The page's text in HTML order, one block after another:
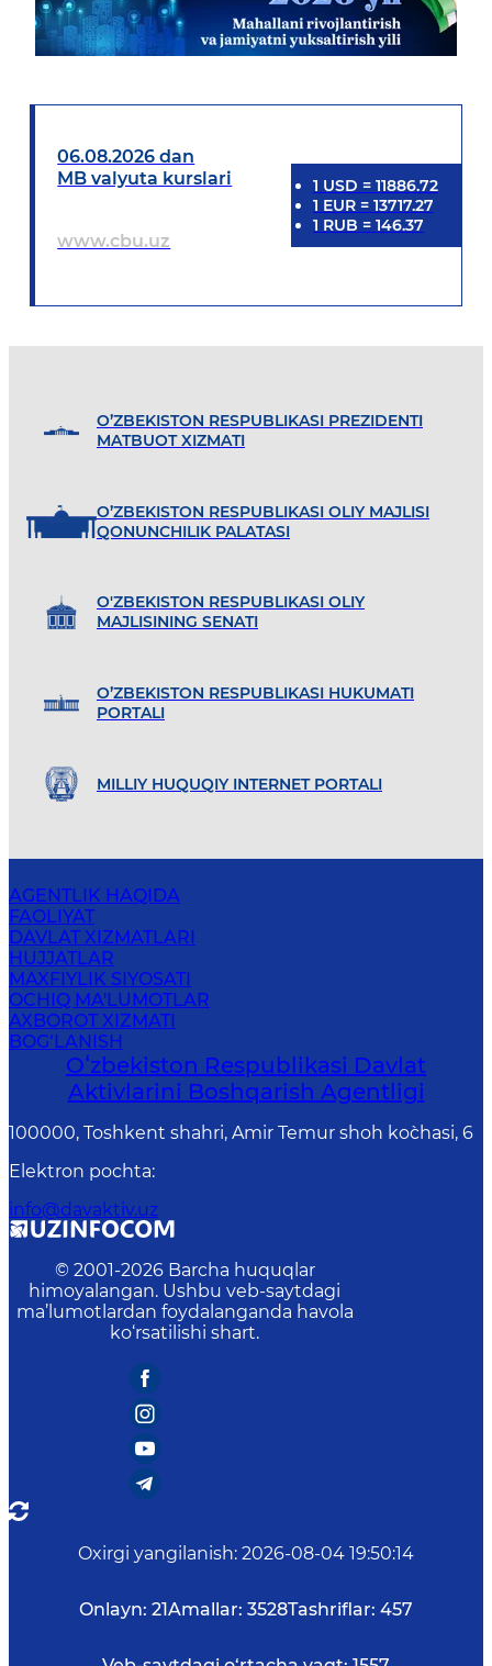
06.08.2026 dan
MB valyuta kurslari
www.cbu.uz
1 USD = 11886.72
1 EUR= 13717.27
1 RUB = 146.37
O’ZBEKISTON RESPUBLIKASI PREZIDENTI
MATBUOT XIZMATI
O’ZBEKISTON RESPUBLIKASI OLIY MAJLISI
QONUNCHILIK PALATASI
O'ZBEKISTON RESPUBLIKASI OLIY
MAJLISINING SENATI
O’ZBEKISTON RESPUBLIKASI HUKUMATI
PORTALI
MILLIY HUQUQIY INTERNET PORTALI
AGENTLIK HAQIDA
FAOLIYAT
DAVLAT XIZMATLARI
HUJJATLAR
MAXFIYLIK SIYOSATI
OCHIQ MA'LUMOTLAR
AXBOROT XIZMATI
BOG‘LANISH
Oʻzbekiston Respublikasi Davlat
Aktivlarini Boshqarish Agentligi
100000, Toshkent shahri, Amir Temur shoh ko`chasi, 6
Elektron pochta:
info@davaktiv.uz
© 2001-2026 Barcha huquqlar
himoyalangan. Ushbu veb-saytdagi
ma’lumotlardan foydalanganda havola
ko‘rsatilishi shart.
Oxirgi yangilanish: 2026-08-04 19:50:14
Onlayn: 21Amallar: 3528Tashriflar: 457